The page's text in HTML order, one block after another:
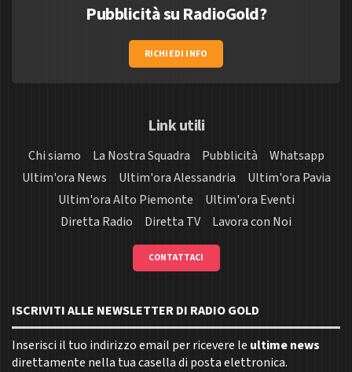
Pubblicità su RadioGold?
RICHIEDI INFO
Link utili
Chi siamo La Nostra Squadra Pubblicità
Whatsapp
Ultim'ora News
Ultim'ora Alessandria
Ultim'ora Pavia
Ultim'ora Alto Piemonte
Ultim'ora Eventi
Diretta Radio
Diretta TV Lavora con Noi
CONTATTACI
ISCRIVITI ALLE NEWSLETTER DI RADIO GOLD
Inserisci il tuo indirizzo email per ricevere le ultime news
direttamente nella tua casella di posta elettronica.